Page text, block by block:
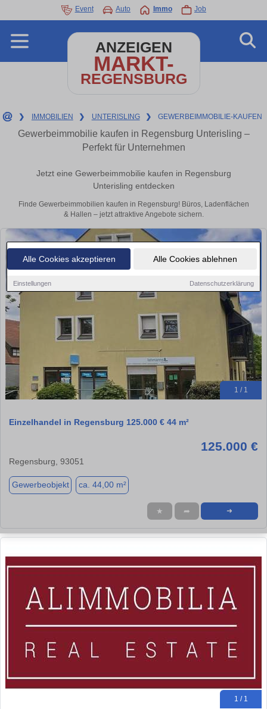
Alle Cookies akzeptieren Alle Cookies ablehnen
Einstellungen Datenschutzerklärung
Event Auto Immo Job
ANZEIGEN
MARKT-
REGENSBURG
❯ IMMOBILIEN ❯ UNTERISLING ❯ GEWERBEIMMOBILIE-KAUFEN
Gewerbeimmobilie kaufen in Regensburg Unterisling –
Perfekt für Unternehmen
Jetzt eine Gewerbeimmobilie kaufen in Regensburg
Unterisling entdecken
Finde Gewerbeimmobilien kaufen in Regensburg! Büros, Ladenflächen
& Hallen – jetzt attraktive Angebote sichern.
1 / 1
Einzelhandel in Regensburg 125.000 € 44 m²
125.000 €
Regensburg, 93051
Gewerbeobjekt ca. 44,00 m²
★ ➦ ➜
1 / 1